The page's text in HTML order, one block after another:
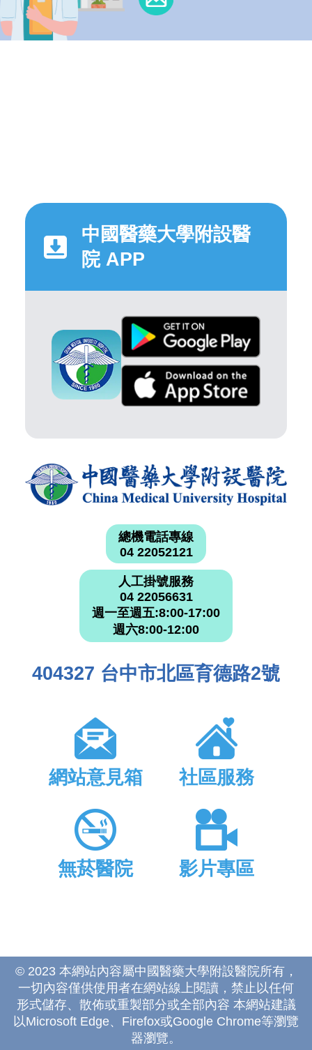
中國醫藥大學附設醫
院 APP
總機電話專線
04 22052121
人工掛號服務
04 22056631
週一至週五:8:00-17:00
週六8:00-12:00
404327 台中市北區育德路2號
網站意見箱 社區服務
無菸醫院 影片專區
© 2023 本網站內容屬中國醫藥大學附設醫院所有，
一切內容僅供使用者在網站線上閱讀，禁止以任何
形式儲存、散佈或重製部分或全部內容 本網站建議
以Microsoft Edge、Firefox或Google Chrome等瀏覽
器瀏覽。